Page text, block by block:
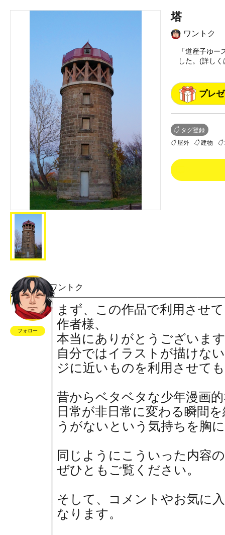
塔
ワントク
「道産子ゆ
した。(詳し
プレ
タグ登録
屋外
建物
フォロー
ワントク
まず、この作品で利用させ
作者様、
本当にありがとうございま
自分ではイラストが描けな
ジに近いものを利用させて
昔からベタベタな少年漫画
日常が非日常に変わる瞬間
うがないという気持ちを胸
同じようにこういった内容
ぜひともご覧ください。
そして、コメントやお気に
なります。